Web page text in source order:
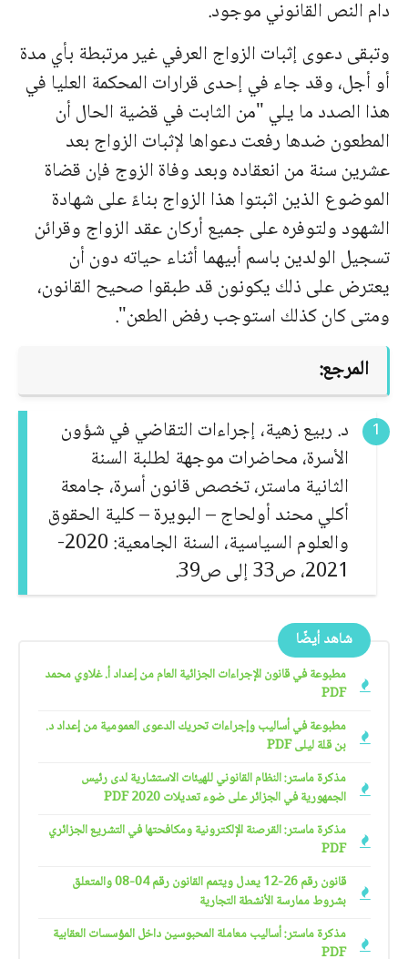
دام النص القانوني موجود.
وتبقى دعوى إثبات الزواج العرفي غير مرتبطة بأي مدة
أو أجل، وقد جاء في إحدى قرارات المحكمة العليا في
هذا الصدد ما يلي "من الثابت في قضية الحال أن
المطعون ضدها رفعت دعواها لإثبات الزواج بعد
عشرين سنة من انعقاده وبعد وفاة الزوج فإن قضاة
الموضوع الذين اثبتوا هذا الزواج بناءً على شهادة
الشهود ولتوفره على جميع أركان عقد الزواج وقرائن
تسجيل الولدين باسم أبيهما أثناء حياته دون أن
يعترض على ذلك يكونون قد طبقوا صحيح القانون،
ومتى كان كذلك استوجب رفض الطعن".
المرجع:
د. ربيع زهية، إجراءات التقاضي في شؤون
الأسرة، محاضرات موجهة لطلبة السنة
الثانية ماستر، تخصص قانون أسرة، جامعة
أكلي محند أولحاج – البويرة – كلية الحقوق
والعلوم السياسية، السنة الجامعية: 2020-
2021، ص33 إلى ص39.
شاهد أيضًا
مطبوعة في قانون الإجراءات الجزائية العام من إعداد أ. غلاوي محمد
PDF
مطبوعة في أساليب وإجراءات تحريك الدعوى العمومية من إعداد د.
بن قلة ليلى PDF
مذكرة ماستر: النظام القانوني للهيئات الاستشارية لدى رئيس
الجمهورية في الجزائر على ضوء تعديلات 2020 PDF
مذكرة ماستر: القرصنة الإلكترونية ومكافحتها في التشريع الجزائري
PDF
قانون رقم 26-12 يعدل ويتمم القانون رقم 04-08 والمتعلق
بشروط ممارسة الأنشطة التجارية
مذكرة ماستر: أساليب معاملة المحبوسين داخل المؤسسات العقابية
PDF